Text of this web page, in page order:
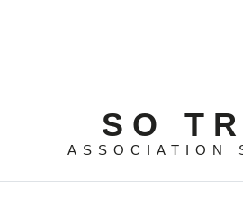
SO
ASSOCIATION